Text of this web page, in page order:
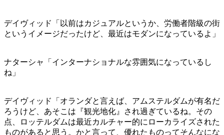
デイヴィッド「以前はカジュアルというか、労働者階級の街
というイメージだったけど、最近はモダンになっているよ」
ナターシャ「インターナショナルな雰囲気になっているし
ね」
デイヴィッド「オランダと言えば、アムステルダムが有名だ
ろうけど、あそこは『観光地化』され過ぎているね。その
点、ロッテルダムは最近カルチャー的にローカライズされた
ものがあると思う。かと言って、優れたものってそんなにな